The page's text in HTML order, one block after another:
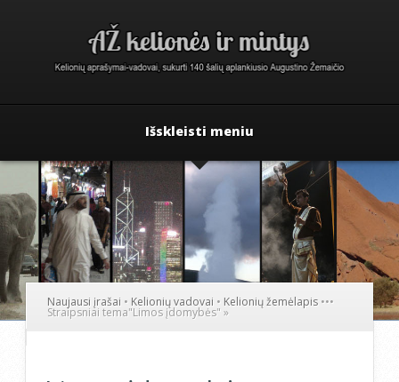
Išskleisti meniu
Naujausi įrašai • Kelionių vadovai • Kelionių žemėlapis •••
Straipsniai tema"Limos įdomybės" »